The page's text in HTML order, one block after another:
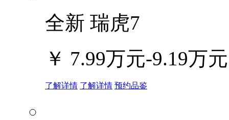
全新 瑞虎7
￥ 7.99万元-9.19万元
了解详情 了解详情 预约品鉴